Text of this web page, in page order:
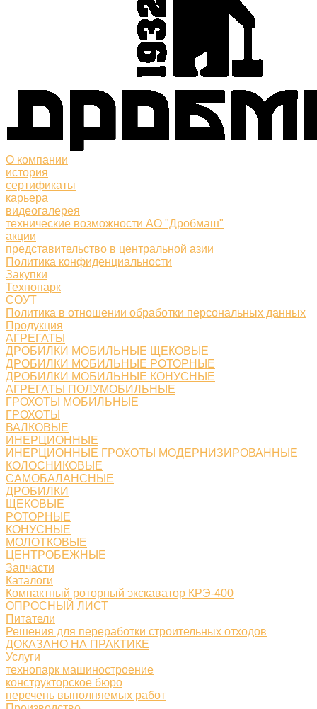
О компании
история
сертификаты
карьера
видеогалерея
технические возможности АО "Дробмаш"
акции
представительство в центральной азии
Политика конфиденциальности
Закупки
Технопарк
СОУТ
Политика в отношении обработки персональных данных
Продукция
АГРЕГАТЫ
ДРОБИЛКИ МОБИЛЬНЫЕ ЩЕКОВЫЕ
ДРОБИЛКИ МОБИЛЬНЫЕ РОТОРНЫЕ
ДРОБИЛКИ МОБИЛЬНЫЕ КОНУСНЫЕ
АГРЕГАТЫ ПОЛУМОБИЛЬНЫЕ
ГРОХОТЫ МОБИЛЬНЫЕ
ГРОХОТЫ
ВАЛКОВЫЕ
ИНЕРЦИОННЫЕ
ИНЕРЦИОННЫЕ ГРОХОТЫ МОДЕРНИЗИРОВАННЫЕ
КОЛОСНИКОВЫЕ
САМОБАЛАНСНЫЕ
ДРОБИЛКИ
ЩЕКОВЫЕ
РОТОРНЫЕ
КОНУСНЫЕ
МОЛОТКОВЫЕ
ЦЕНТРОБЕЖНЫЕ
Запчасти
Каталоги
Компактный роторный экскаватор КРЭ-400
ОПРОСНЫЙ ЛИСТ
Питатели
Решения для переработки строительных отходов
ДОКАЗАНО НА ПРАКТИКЕ
Услуги
технопарк машиностроение
конструкторское бюро
перечень выполняемых работ